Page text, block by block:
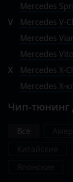
Mercedes
V
Mercedes V-
Mercedes
Mercedes Vito
X
Mercedes X-
Mercedes X-
Чип-тюнинг
Все